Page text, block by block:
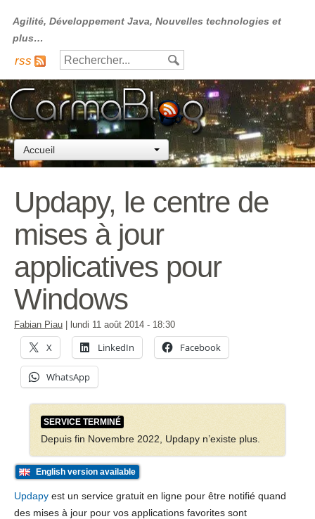
Agilité, Développement Java, Nouvelles technologies et
plus…
rss
Accueil
Updapy, le centre de
mises à jour
applicatives pour
Windows
Fabian Piau lundi 11 août 2014 - 18:30
X LinkedIn Facebook
WhatsApp
SERVICE TERMINÉ
Depuis fin Novembre 2022, Updapy n’existe plus.
English version available
Updapy est un service gratuit en ligne pour être notifié quand
des mises à jour pour vos applications favorites sont